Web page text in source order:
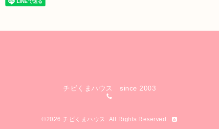
チビくまハウス since 2003
©2026チビくまハウス . All Rights Reserved.